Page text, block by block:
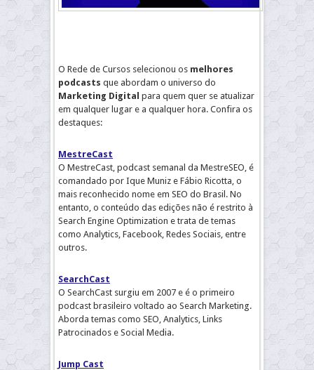
O Rede de Cursos selecionou os melhores
podcasts que abordam o universo do
Marketing Digital para quem quer se atualizar
em qualquer lugar e a qualquer hora. Confira os
destaques:
MestreCast
O MestreCast, podcast semanal da MestreSEO, é
comandado por Ique Muniz e Fábio Ricotta, o
mais reconhecido nome em SEO do Brasil. No
entanto, o conteúdo das edições não é restrito à
Search Engine Optimization e trata de temas
como Analytics, Facebook, Redes Sociais, entre
outros.
SearchCast
O SearchCast surgiu em 2007 e é o primeiro
podcast brasileiro voltado ao Search Marketing.
Aborda temas como SEO, Analytics, Links
Patrocinados e Social Media.
Jump Cast